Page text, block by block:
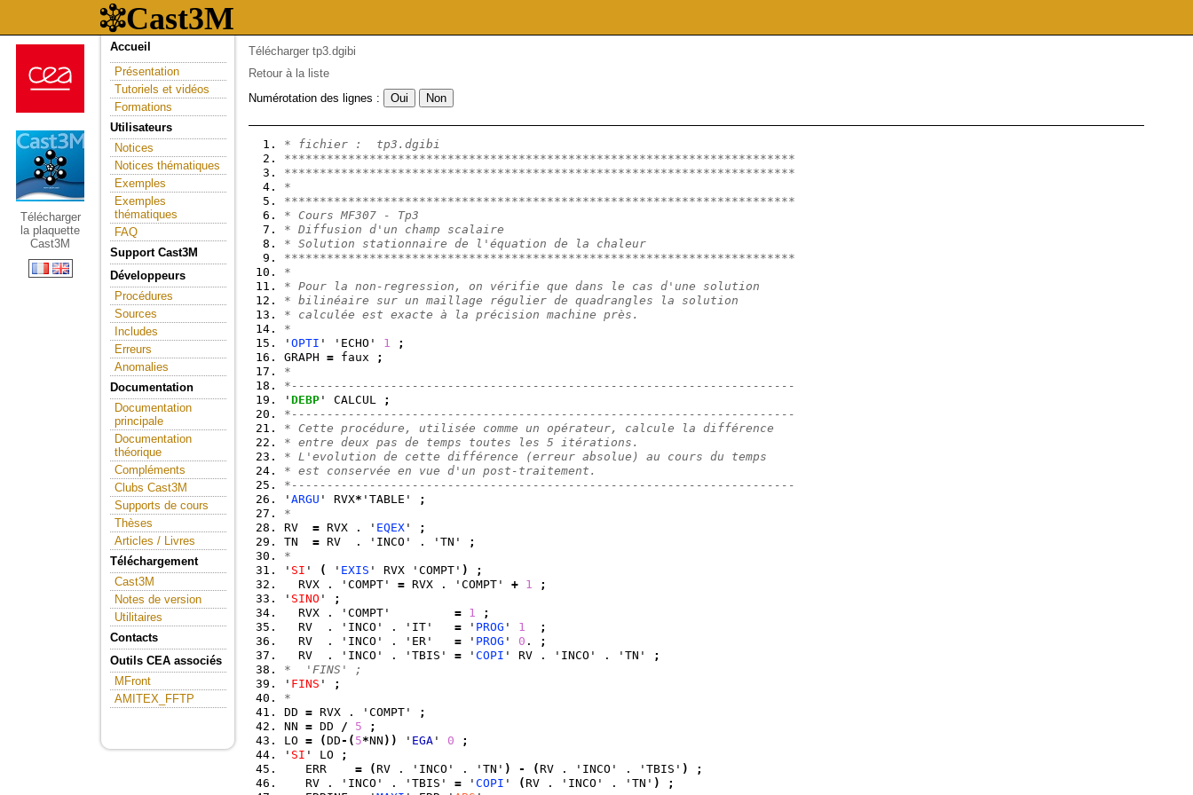
Télécharger
la plaquette
Cast3M
Accueil
Présentation
Tutoriels et vidéos
Formations
Utilisateurs
Notices
Notices thématiques
Exemples
Exemples
thématiques
FAQ
Support Cast3M
Développeurs
Procédures
Sources
Includes
Erreurs
Anomalies
Documentation
Documentation
principale
Documentation
théorique
Compléments
Clubs Cast3M
Supports de cours
Thèses
Articles / Livres
Téléchargement
Cast3M
Notes de version
Utilitaires
Contacts
Outils CEA associés
MFront
AMITEX_FFTP
Télécharger tp3.dgibi
Retour à la liste
Numérotation des lignes :
* fichier :  tp3.dgibi
************************************************************************
************************************************************************
*
************************************************************************
* Cours MF307 - Tp3
* Diffusion d'un champ scalaire
* Solution stationnaire de l'équation de la chaleur
************************************************************************
*
* Pour la non-regression, on vérifie que dans le cas d'une solution
* bilinéaire sur un maillage régulier de quadrangles la solution
* calculée est exacte à la précision machine près.
*
' OPTI ' 'ECHO' 1
;
GRAPH = faux
;
*
*-----------------------------------------------------------------------
' DEBP ' CALCUL
;
*-----------------------------------------------------------------------
* Cette procédure, utilisée comme un opérateur, calcule la différence
* entre deux pas de temps toutes les 5 itérations.
* L'evolution de cette différence (erreur absolue) au cours du temps
* est conservée en vue d'un post-traitement.
*-----------------------------------------------------------------------
' ARGU ' RVX* 'TABLE'
;
*
RV = RVX . ' EQEX '
;
TN = RV  . 'INCO' . 'TN'
;
*
' SI ' ( ' EXIS ' RVX 'COMPT' )
;
  RVX . 'COMPT'
= RVX . 'COMPT' + 1
;
' SINO '
;
  RVX . 'COMPT'
= 1
;
  RV  . 'INCO' . 'IT'
= ' PROG ' 1
;
  RV  . 'INCO' . 'ER'
= ' PROG ' 0 .
;
  RV  . 'INCO' . 'TBIS'
= ' COPI ' RV . 'INCO' . 'TN'
;
*  'FINS' ;
' FINS '
;
*
DD = RVX . 'COMPT'
;
NN = DD / 5
;
LO = (DD- ( 5*NN ) ) ' EGA ' 0
;
' SI ' LO
;
   ERR
= (RV . 'INCO' . 'TN' ) - (RV . 'INCO' . 'TBIS' )
;
   RV . 'INCO' . 'TBIS'
= ' COPI ' (RV . 'INCO' . 'TN' )
;